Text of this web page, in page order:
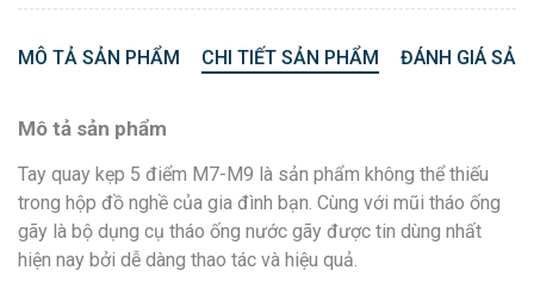
MÔ TẢ SẢN PHẨM CHI TIẾT SẢN PHẨM ĐÁNH GIÁ
Mô tả sản phẩm
Tay quay kẹp 5 điểm M7-M9 là sản phẩm không thể thiếu
trong hộp đồ nghề của gia đình bạn. Cùng với mũi tháo ống
gãy là bộ dụng cụ tháo ống nước gãy được tin dùng nhất
hiện nay bởi dễ dàng thao tác và hiệu quả.